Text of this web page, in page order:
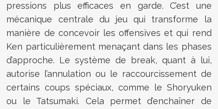
pressions plus efficaces en garde. C’est une
mécanique centrale du jeu qui transforme la
manière de concevoir les offensives et qui rend
Ken particulièrement menaçant dans les phases
d’approche. Le système de break, quant à lui,
autorise l’annulation ou le raccourcissement de
certains coups spéciaux, comme le Shoryuken
ou le Tatsumaki. Cela permet d’enchaîner de